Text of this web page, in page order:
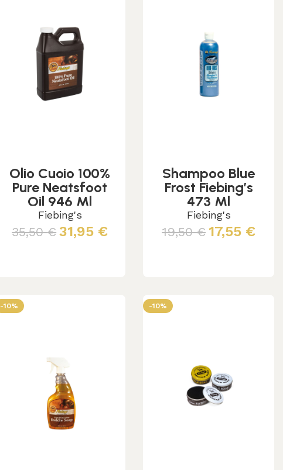
Olio Cuoio 100%
Pure Neatsfoot
Oil 946 Ml
Fiebing's
35,50€ 31,95 €
Shampoo Blue
Frost Fiebing’s
473 Ml
Fiebing's
19,50€ 17,55 €
-10% -10%